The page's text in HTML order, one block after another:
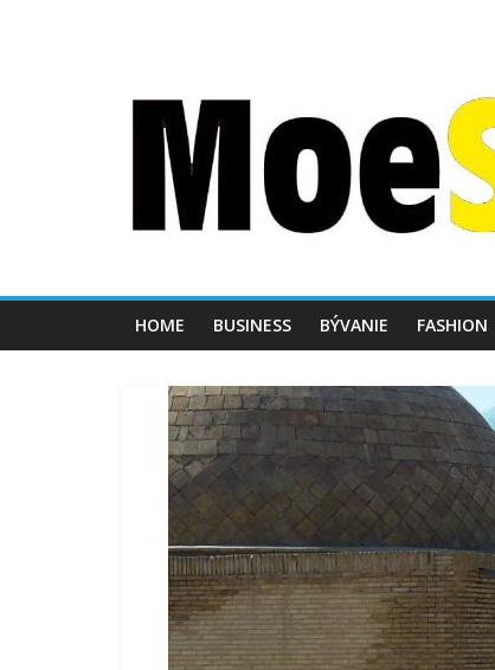
HOME BUSINESS BÝVANIE FASHION